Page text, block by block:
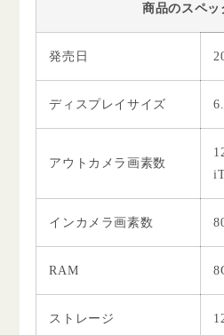
商品のスペッ
発売日
ディスプレイサイズ
アウトカメラ画素数
インカメラ画素数
RAM
ストレージ